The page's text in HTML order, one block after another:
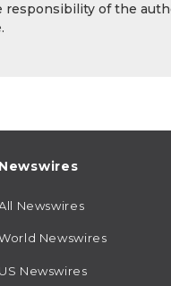
of the
Newswires
Newswires
Newswires
US Newswires